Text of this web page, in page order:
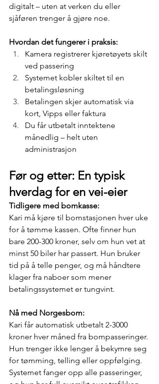
digitalt – uten at verken du eller
sjåføren trenger å gjøre noe.
Hvordan det fungerer i praksis:
Kamera registrerer kjøretøyets skilt
ved passering
Systemet kobler skiltet til en
betalingsløsning
Betalingen skjer automatisk via
kort, Vipps eller faktura
Du får utbetalt inntektene
månedlig – helt uten
administrasjon
Før og etter: En typisk
hverdag for en vei-eier
Tidligere med bomkasse:
Kari må kjøre til bomstasjonen hver uke
for å tømme kassen. Ofte finner hun
bare 200-300 kroner, selv om hun vet at
minst 50 biler har passert. Hun bruker
tid på å telle penger, og må håndtere
klager fra naboer som mener
betalingssystemet er tungvint.
Nå med Norgesbom:
Kari får automatisk utbetalt 2-3000
kroner hver måned fra bompasseringer.
Hun trenger ikke lenger å bekymre seg
for tømming, telling eller oppfølging.
Systemet fanger opp alle passeringer,